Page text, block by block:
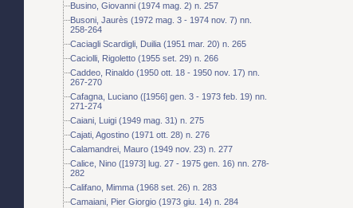
Busino, Giovanni (1974 mag. 2) n. 257
Busoni, Jaurès (1972 mag. 3 - 1974 nov. 7) nn.
258-264
Caciagli Scardigli, Duilia (1951 mar. 20) n. 265
Caciolli, Rigoletto (1955 set. 29) n. 266
Caddeo, Rinaldo (1950 ott. 18 - 1950 nov. 17) nn.
267-270
Cafagna, Luciano ([1956] gen. 3 - 1973 feb. 19) nn.
271-274
Caiani, Luigi (1949 mag. 31) n. 275
Cajati, Agostino (1971 ott. 28) n. 276
Calamandrei, Mauro (1949 nov. 23) n. 277
Calice, Nino ([1973] lug. 27 - 1975 gen. 16) nn. 278-
282
Califano, Mimma (1968 set. 26) n. 283
Camaiani, Pier Giorgio (1973 giu. 14) n. 284